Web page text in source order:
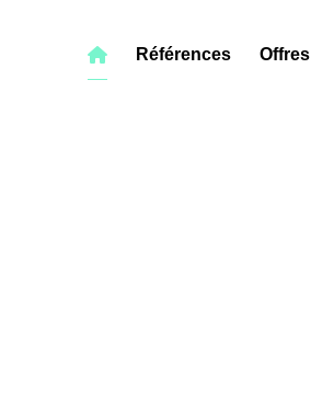
Références Offres